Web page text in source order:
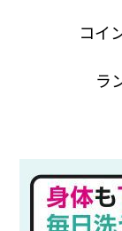
コイ
ラ